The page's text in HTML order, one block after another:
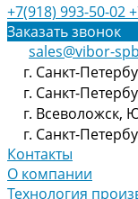
+7(918) 993-50-02
Заказать звонок
sales@vibor-
г. Санкт-
г. Санкт-
г. Всеволожск,
г. Санкт-
Контакты
О компании
Технология